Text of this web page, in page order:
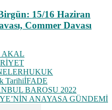
15/16 Haziran
Commer Davası
AKAL
HUKUK
TarihiİFADE
BAROSU 2022
ANAYASA GÜNDEMİ